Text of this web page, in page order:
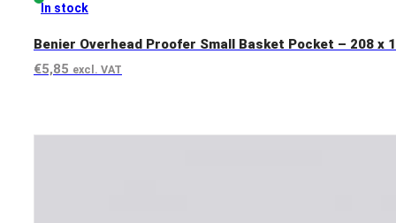
In stock
Benier Overhead Proofer Small Basket Pocket – 208 x
€5,85 excl. VAT